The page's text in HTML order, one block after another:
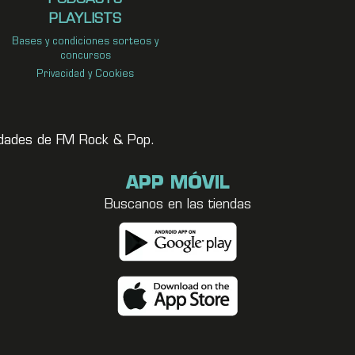
PLAYLISTS
Bases y condiciones sorteos y
concursos
Privacidad y Cookies
de FM Rock & Pop.
APP MÓVIL
Buscanos en las tiendas